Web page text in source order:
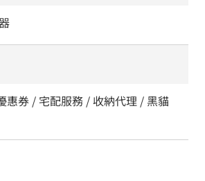
惠券 / 宅配服務 / 收納代理 / 黑貓